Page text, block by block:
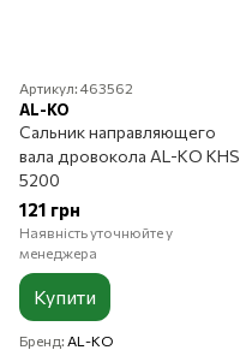
Артикул: 463562
AL-KO
Сальник направляющего
вала дровокола AL-KO KHS
5200
121 грн
Наявність уточнюйте у
менеджера
Купити
Бренд AL-KO